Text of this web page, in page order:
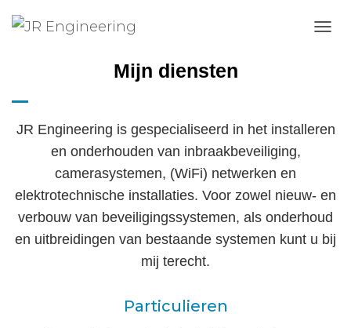
N
A
T
I
E
Mijn diensten
JR Engineering is gespecialiseerd in het installeren
en onderhouden van inbraakbeveiliging,
camerasystemen, (WiFi) netwerken en
elektrotechnische installaties. Voor zowel nieuw- en
verbouw van beveiligingssystemen, als onderhoud
en uitbreidingen van bestaande systemen kunt u bij
mij terecht.
Particulieren